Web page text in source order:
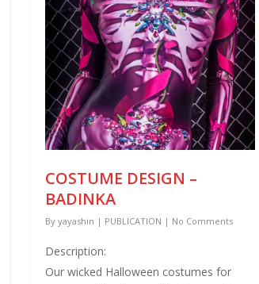
COSTUME DESIGN –
BADINKA
By yayashin | PUBLICATION | No Comments
Description:
Our wicked Halloween costumes for